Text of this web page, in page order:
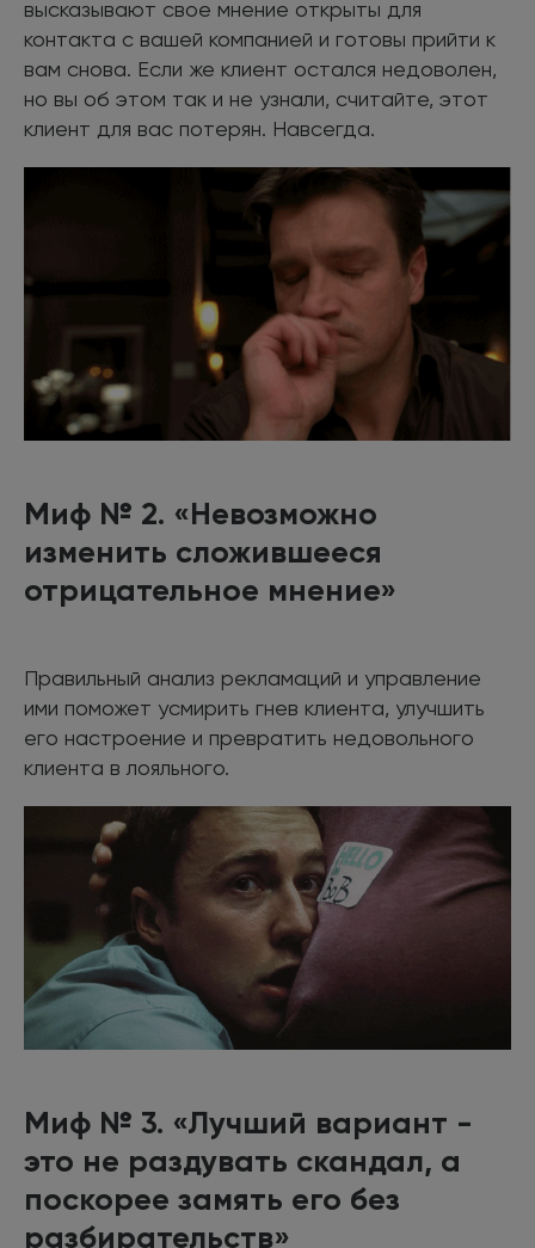
высказывают свое мнение открыты для
контакта с вашей компанией и готовы прийти к
вам снова. Если же клиент остался недоволен,
но вы об этом так и не узнали, считайте, этот
клиент для вас потерян. Навсегда.
Миф № 2. «Невозможно
изменить сложившееся
отрицательное мнение»
Правильный анализ рекламаций и управление
ими поможет усмирить гнев клиента, улучшить
его настроение и превратить недовольного
клиента в лояльного.
Миф № 3. «Лучший вариант -
это не раздувать скандал, а
поскорее замять его без
разбирательств»